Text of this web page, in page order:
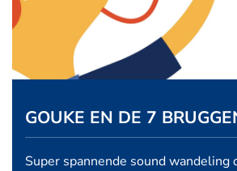
GOUKE EN DE 7
Super spannende sound wandeling